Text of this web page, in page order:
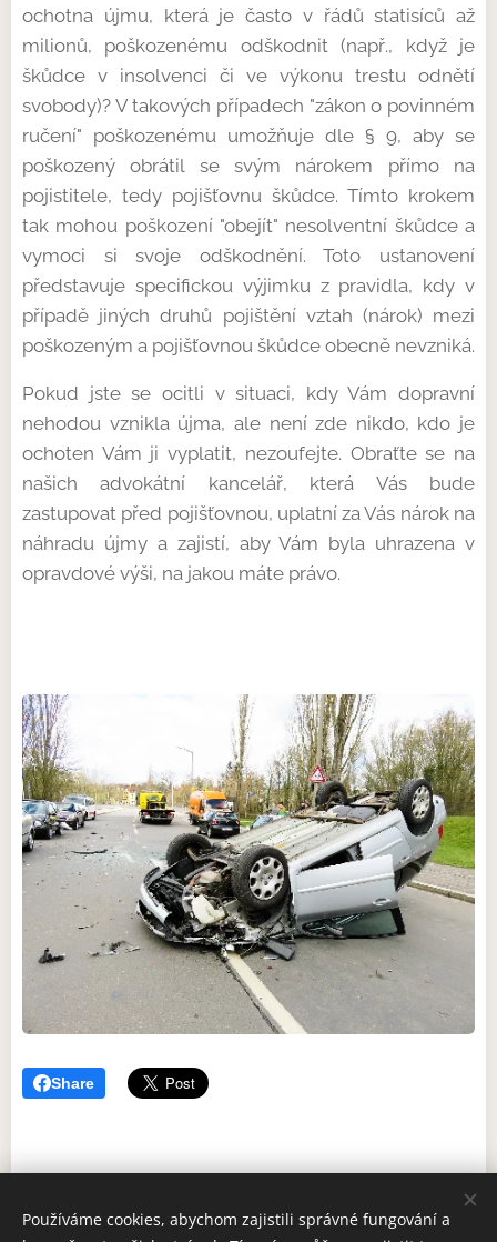
ochotna újmu, která je často v řádů statisíců až
milionů, poškozenému odškodnit (např., když je
škůdce v insolvenci či ve výkonu trestu odnětí
svobody)? V takových případech "zákon o povinném
ručení" poškozenému umožňuje dle § 9, aby se
poškozený obrátil se svým nárokem přímo na
pojistitele, tedy pojišťovnu škůdce. Tímto krokem
tak mohou poškození "obejít" nesolventní škůdce a
vymoci si svoje odškodnění. Toto ustanovení
představuje specifickou výjimku z pravidla, kdy v
případě jiných druhů pojištění vztah (nárok) mezi
poškozeným a pojišťovnou škůdce obecně nevzniká.
Pokud jste se ocitli v situaci, kdy Vám dopravní
nehodou vznikla újma, ale není zde nikdo, kdo je
ochoten Vám ji vyplatit, nezoufejte. Obraťte se na
našich advokátní kancelář, která Vás bude
zastupovat před pojišťovnou, uplatní za Vás nárok na
náhradu újmy a zajistí, aby Vám byla uhrazena v
opravdové výši, na jakou máte právo.
Share
Používáme cookies, abychom zajistili správné fungování a